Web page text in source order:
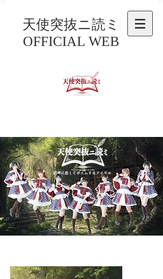
天使突抜ニ読ミ
OFFICIAL WEB